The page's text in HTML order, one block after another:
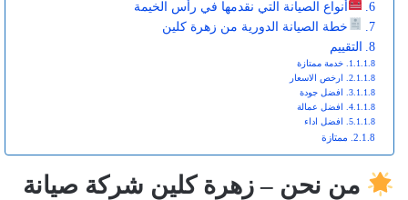
أنواع الصيانة التي نقدمها في رأس الخيمة
خطة الصيانة الدورية من زهرة كلين
التقييم
خدمة ممتازة
ارخص الاسعار
افضل جودة
افضل عمالة
افضل اداء
ممتازة
من نحن – زهرة كلين شركة صيانة